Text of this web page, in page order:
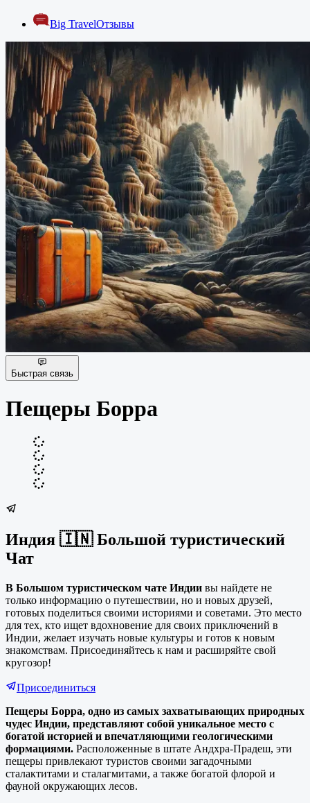
Big TravelОтзывы
Быстрая связь
Пещеры Борра
Индия 🇮🇳 Большой туристический
Чат
В Большом туристическом чате Индии вы найдете не
только информацию о путешествии, но и новых друзей,
готовых поделиться своими историями и советами. Это место
для тех, кто ищет вдохновение для своих приключений в
Индии, желает изучать новые культуры и готов к новым
знакомствам. Присоединяйтесь к нам и расширяйте свой
кругозор!
Присоединиться
Пещеры Борра, одно из самых захватывающих природных
чудес Индии, представляют собой уникальное место с
богатой историей и впечатляющими геологическими
формациями. Расположенные в штате Андхра-Прадеш, эти
пещеры привлекают туристов своими загадочными
сталактитами и сталагмитами, а также богатой флорой и
фауной окружающих лесов.